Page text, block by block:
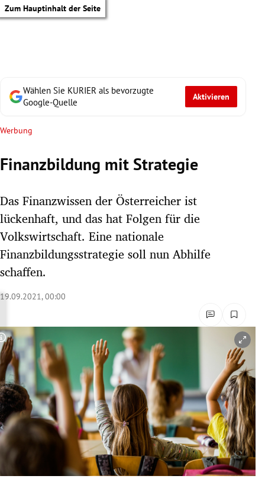
Zum Hauptinhalt der Seite
Untermenü
Untermenü
Untermenü
Untermenü
Untermenü
Untermenü
Untermenü
Untermenü
Wählen Sie KURIER als bevorzugte
Google-Quelle
Aktivieren
Werbung
Finanzbildung mit Strategie
Das Finanzwissen der Österreicher ist
lückenhaft, und das hat Folgen für die
Volkswirtschaft. Eine nationale
Finanzbildungsstrategie soll nun Abhilfe
schaffen.
19.09.2021, 00:00
Copyright-Hinweis öffnen/schließen